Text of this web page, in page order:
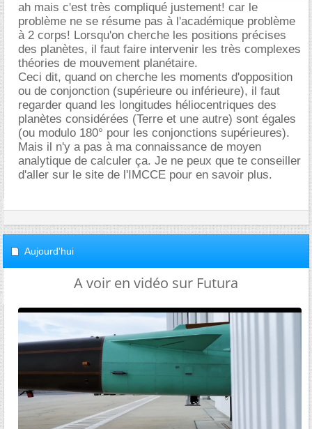
ah mais c'est très compliqué justement! car le
problème ne se résume pas à l'académique problème
à 2 corps! Lorsqu'on cherche les positions précises
des planètes, il faut faire intervenir les très complexes
théories de mouvement planétaire.
Ceci dit, quand on cherche les moments d'opposition
ou de conjonction (supérieure ou inférieure), il faut
regarder quand les longitudes héliocentriques des
planètes considérées (Terre et une autre) sont égales
(ou modulo 180° pour les conjonctions supérieures).
Mais il n'y a pas à ma connaissance de moyen
analytique de calculer ça. Je ne peux que te conseiller
d'aller sur le site de l'IMCCE pour en savoir plus.
Aujourd'hui
A voir en vidéo sur Futura